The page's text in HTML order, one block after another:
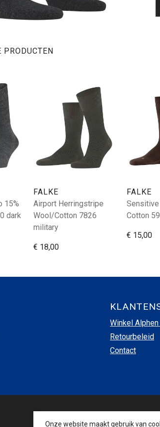
PRODUCTEN
15%
dark
FALKE
Airport Herringstripe
Wool/Cotton 7826
military
€ 18,00
FALKE
Sensitive
Cotton
€ 15,00
Winkel
Retourbeleid
Contact
Onze website maakt gebruik van